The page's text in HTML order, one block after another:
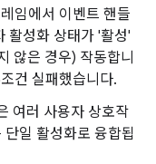
임에서 이벤트 핸들
활성화 상태가 '활성'
않은 경우) 작동합니
건 실패했습니다.
여러 사용자 상호작
일 활성화로 융합됩